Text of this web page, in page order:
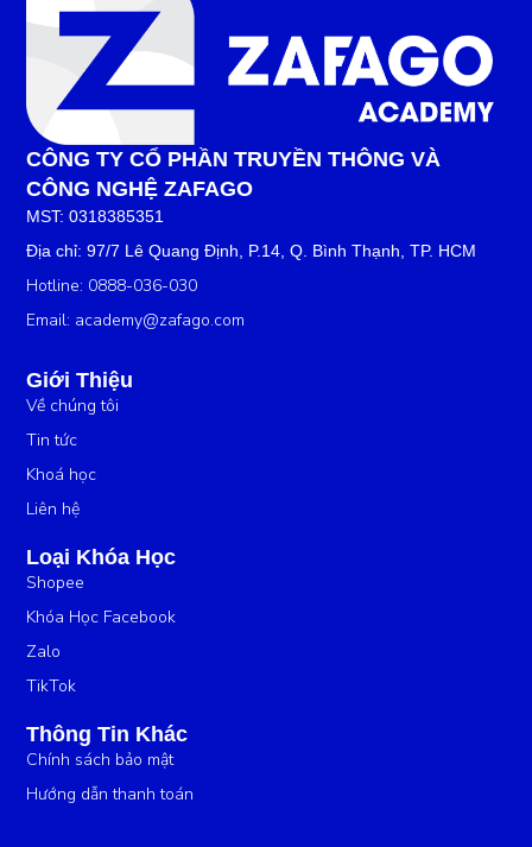
CÔNG TY CỔ PHẦN TRUYỀN THÔNG VÀ
CÔNG NGHỆ ZAFAGO
MST: 0318385351
Địa chỉ: 97/7 Lê Quang Định, P.14, Q. Bình Thạnh, TP. HCM
Hotline: 0888-036-030
Email: academy@zafago.com
Giới Thiệu
Về chúng tôi
Tin tức
Khoá học
Liên hệ
Loại Khóa Học
Shopee
Khóa Học Facebook
Zalo
TikTok
Thông Tin Khác
Chính sách bảo mật
Hướng dẫn thanh toán